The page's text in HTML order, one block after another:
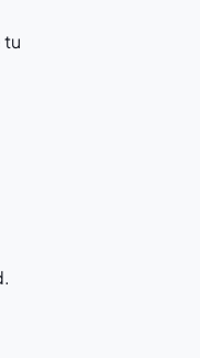
tu